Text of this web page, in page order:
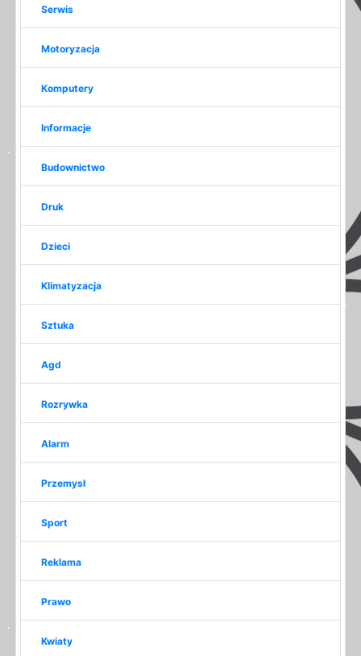
Serwis
Motoryzacja
Komputery
Informacje
Budownictwo
Druk
Dzieci
Klimatyzacja
Sztuka
Agd
Rozrywka
Alarm
Przemysł
Sport
Reklama
Prawo
Kwiaty